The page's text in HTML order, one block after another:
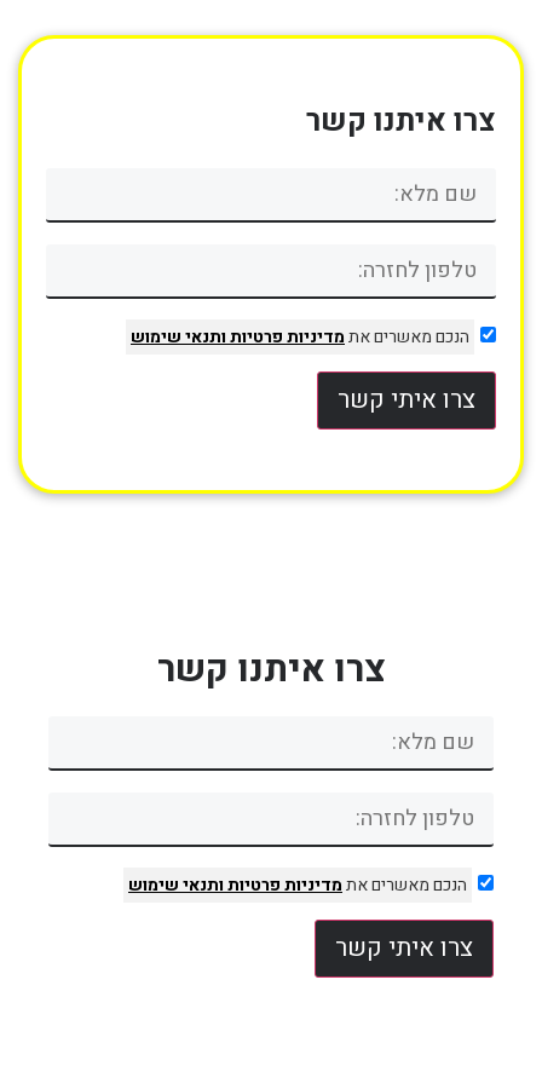
צרו איתנו קשר
הנכם מאשרים אתמדיניות פרטיותותנאי שימוש
צרו איתי קשר
צרו איתנו קשר
הנכם מאשרים אתמדיניות פרטיותותנאי שימוש
צרו איתי קשר